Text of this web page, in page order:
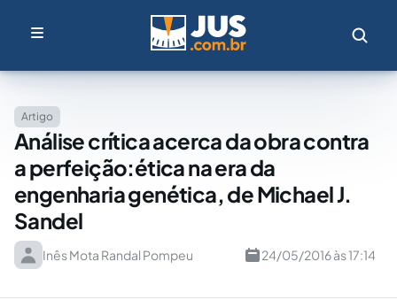
Artigo
Análise crítica acerca da obra contra
a perfeição:ética na era da
engenharia genética, de Michael J.
Sandel
Inês Mota Randal Pompeu 24/05/2016 às 17:14